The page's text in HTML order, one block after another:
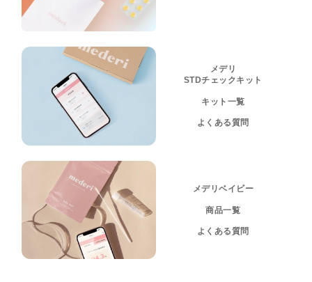
メデリ
STDチェックキット
キット一覧
よくある質問
メデリベイビー
商品一覧
よくある質問